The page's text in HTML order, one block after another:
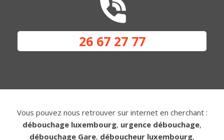
26 67 27 77
Vous pouvez nous retrouver sur internet en cherchant :
débouchage luxembourg, urgence débouchage,
débouchage Gare, déboucheur luxembourg,